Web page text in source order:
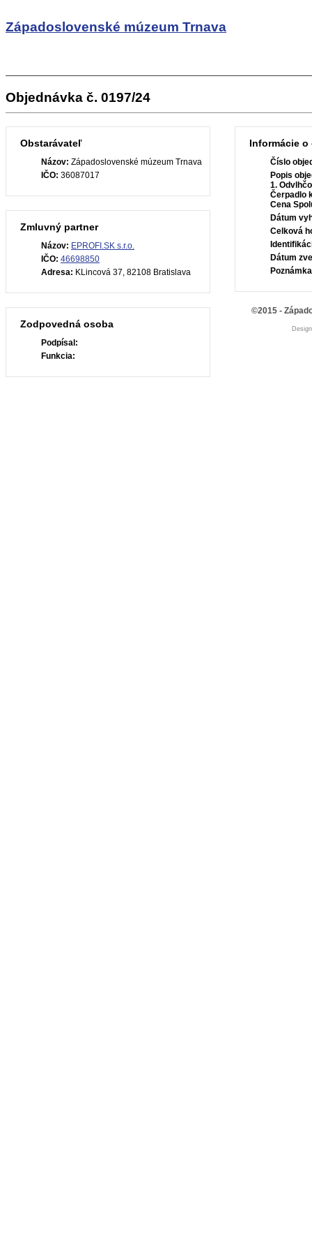
Západoslovenské múzeum Trnava
Objednávka č. 0197/24
Obstarávateľ
Názov: Západoslovenské múzeum Trnava
IČO: 36087017
Zmluvný partner
Názov: EPROFI.SK s.r.o.
IČO: 46698850
Adresa: KLincová 37, 82108 Bratislava
Zodpovedná osoba
Podpísal:
Funkcia:
Informácie
Číslo
Popis
1.
Čerpadlo
Cena
Dátum
Celková
Dátum
©2015 -